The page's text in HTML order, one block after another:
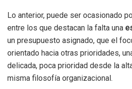
Lo anterior, puede ser ocasionado
entre los que destacan la falta una
un presupuesto asignado, que el
orientado hacia otras prioridades,
delicada, poca prioridad desde la
misma filosofía organizacional.